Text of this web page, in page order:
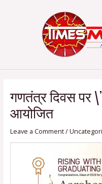
गणतंत्र दिवस पर
आयोजित
Leave a Comment/
navigation